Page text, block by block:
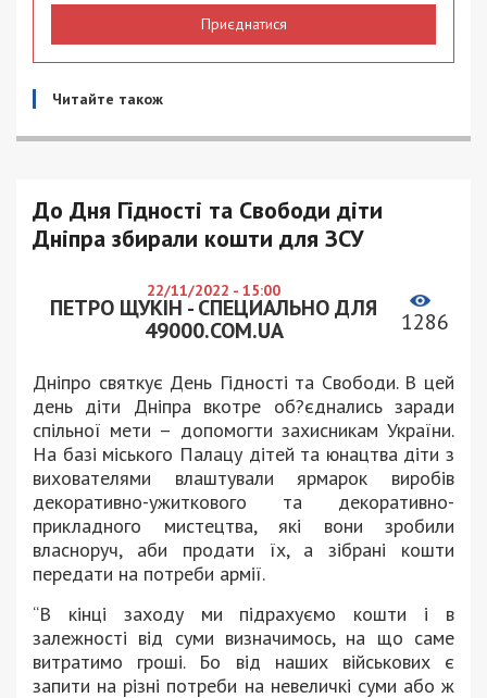
Приєднатися
Читайте також
До Дня Гідності та Свободи діти
Дніпра збирали кошти для ЗСУ
22/11/2022 - 15:00
ПЕТРО ЩУКІН - СПЕЦИАЛЬНО ДЛЯ
49000.COM.UA
1286
Дніпро святкує День Гідності та Свободи. В цей
день діти Дніпра вкотре об?єднались заради
спільної мети – допомогти захисникам України.
На базі міського Палацу дітей та юнацтва діти з
вихователями влаштували ярмарок виробів
декоративно-ужиткового та декоративно-
прикладного мистецтва, які вони зробили
власноруч, аби продати їх, а зібрані кошти
передати на потреби армії.
“В кінці заходу ми підрахуємо кошти і в
залежності від суми визначимось, на що саме
витратимо гроші. Бо від наших військових є
запити на різні потреби на невеличкі суми або ж